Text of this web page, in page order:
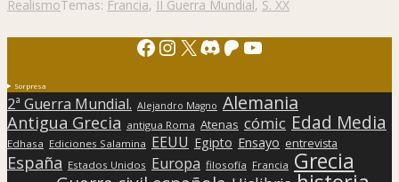
RealismoTemas: Francia, II Guerra Mundial, S. XX
Facebook
Instagram
X Discord
Patreon
YouTube
Sorpresa
2ª Guerra Mundial. Alejandro Magno Alemania
Antigua Grecia antigua Roma Atenas cómic Edad Media
Edhasa Ediciones Salamina EEUU Egipto Ensayo entrevista
España Estados Unidos Europa filosofía Francia Grecia